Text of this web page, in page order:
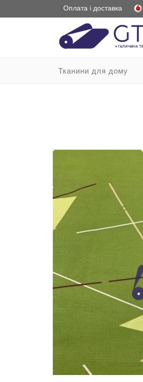
Оплата і доставка
Тканини для дому